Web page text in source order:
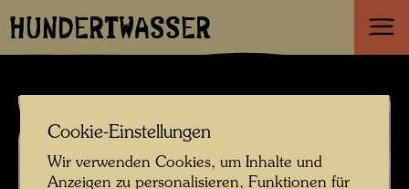
HUNDERTWASSER
Cookie-Einstellungen
Wir verwenden Cookies, um Inhalte und
Anzeigen zu personalisieren, Funktionen für